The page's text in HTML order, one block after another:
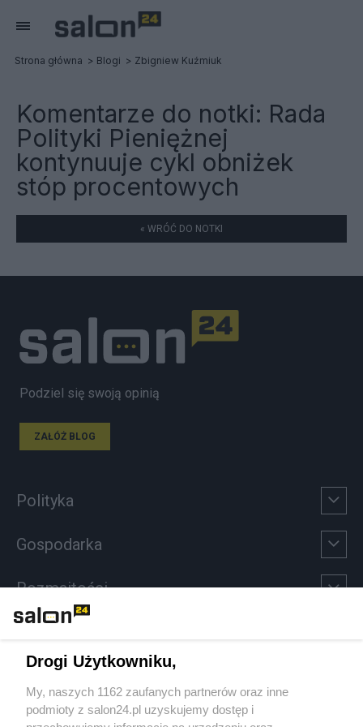
Strona główna Blogi Zbigniew Kuźmiuk
Komentarze do notki: Rada
Polityki Pieniężnej
kontynuuje cykl obniżek
stóp procentowych
« WRÓĆ DO NOTKI
Podziel się swoją opinią
ZAŁÓŻ BLOG
Polityka
Gospodarka
Rozmaitości
Sport
Społeczeństwo
Drogi Użytkowniku,
My, naszych 1162 zaufanych partnerów oraz inne
podmioty z salon24.pl uzyskujemy dostęp i